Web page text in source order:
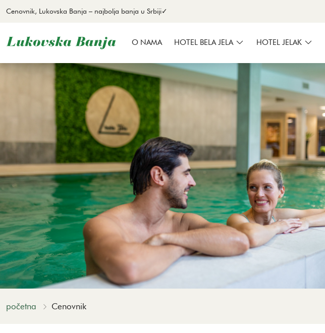
Cenovnik, Lukovska Banja – najbolja banja u Srbiji✓
O NAMA HOTEL BELA JELA HOTEL JELAK
početna Cenovnik